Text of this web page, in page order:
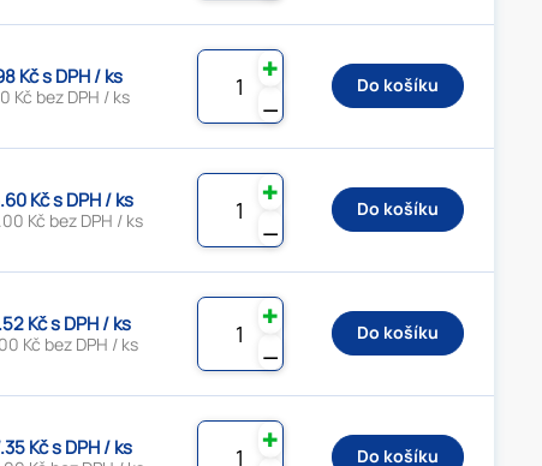
Kč s DPH / ks
Kč bez DPH / ks ⚊
✚
Do košíku
Kč s DPH / ks
Kč bez DPH / ks ⚊
✚
Do košíku
Kč s DPH / ks
Kč bez DPH / ks ⚊
✚
Do košíku
Kč s DPH / ks ✚
Do košíku